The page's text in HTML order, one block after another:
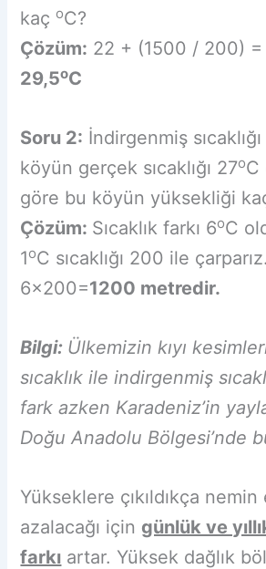
kaç oC?
Çözüm: 22 + (1500 / 200) =
29,5oC
Soru 2: İndirgenmiş
köyün gerçek sıcaklığı 27oC
göre bu köyün yüksekliği
Çözüm: Sıcaklık farkı 6oC
1oC sıcaklığı 200 ile çarparız.
6×200=1200 metredir.
Bilgi: Ülkemizin kıyı
sıcaklık ile indirgenmiş
fark azken Karadeniz’in
Doğu Anadolu Bölgesi’nde
Yükseklere çıkıldıkça
azalacağı için günlük ve
farkı artar. Yüksek dağlık